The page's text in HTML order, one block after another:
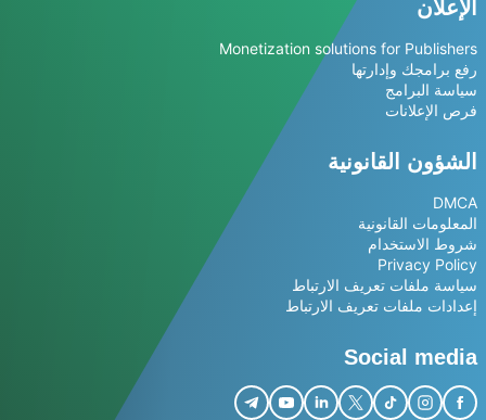
الإعلان
Monetization solutions for Publishers
رفع برامجك وإدارتها
سياسة البرامج
فرص الإعلانات
الشؤون القانونية
DMCA
المعلومات القانونية
شروط الاستخدام
Privacy Policy
سياسة ملفات تعريف الارتباط
إعدادات ملفات تعريف الارتباط
Social media